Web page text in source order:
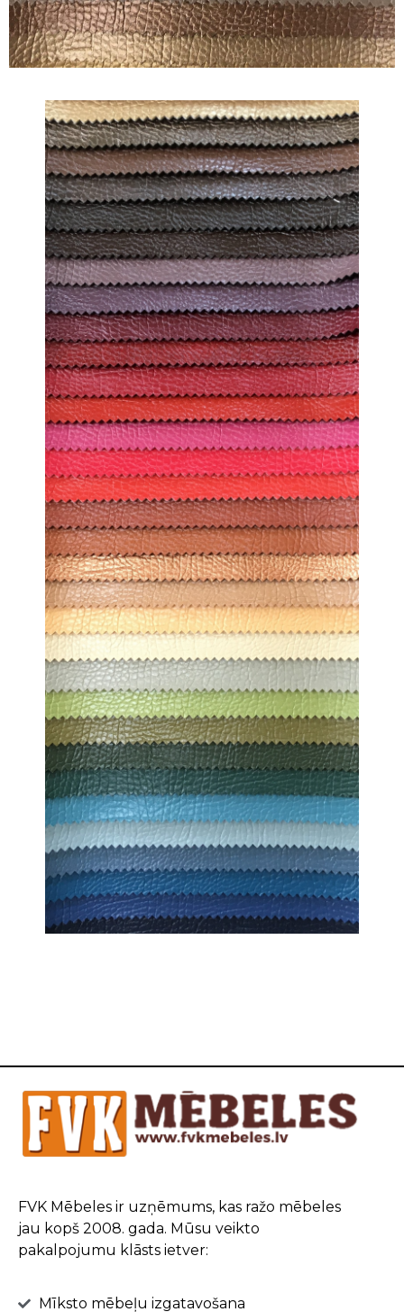
FVK Mēbeles ir uzņēmums, kas ražo mēbeles
jau kopš 2008. gada. Mūsu veikto
pakalpojumu klāsts ietver:
Mīksto mēbeļu izgatavošana